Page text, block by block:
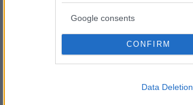
Google consents
CONFIRM
Data Deletion
Ο Τομ Χόλαντ δάκρυσε όταν είδε
τη Ζεντάγια στον «μυστικό» γάμο